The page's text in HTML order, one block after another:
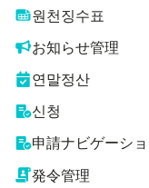
원천징수표
お知らせ管理
연말정산
신청
申請ナビゲーシ
発令管理